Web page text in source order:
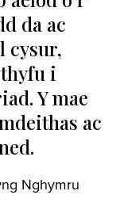
da ac
cysur,
i
Y mae
ac
Nghymru